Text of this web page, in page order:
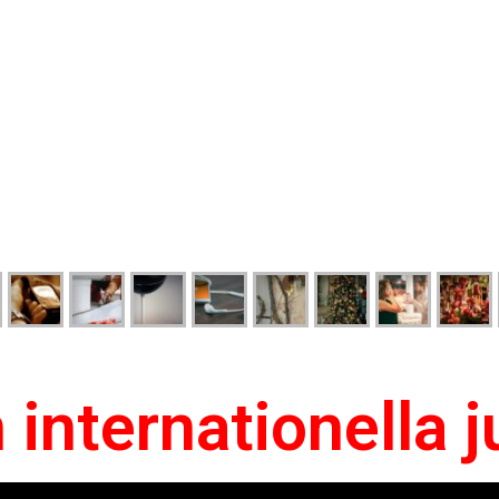
internationella